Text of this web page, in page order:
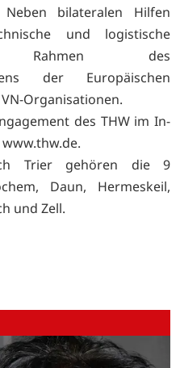
bilateralen Hilfen
und logistische
des
der Europäischen
Organisationen.
des THW im In-
Trier gehören die 9
Daun, Hermeskeil,
und Zell.